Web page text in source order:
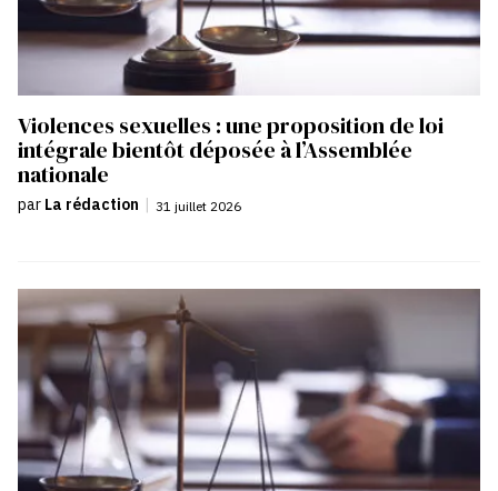
Violences sexuelles : une proposition de loi
intégrale bientôt déposée à l’Assemblée
nationale
par La rédaction | 31 juillet 2026